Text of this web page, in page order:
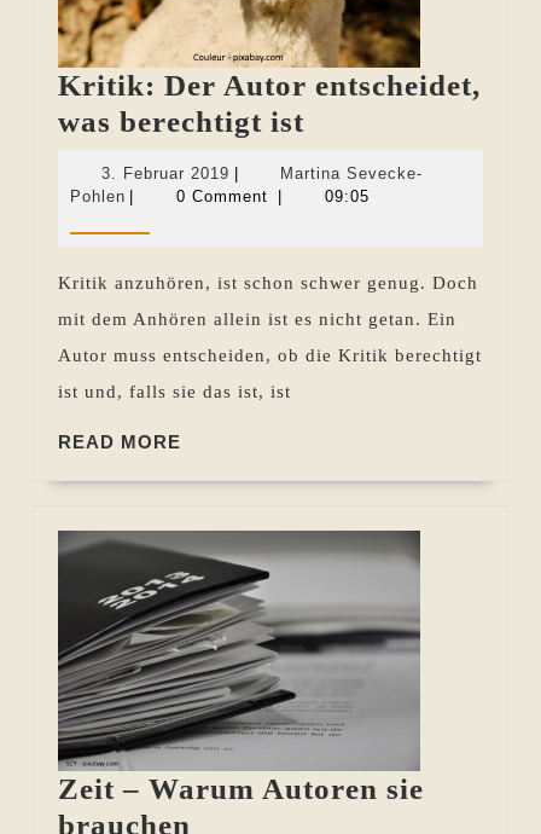
Kritik: Der Autor entscheidet,
was berechtigt ist
Autor
berechtigt
3. Februar 2019 3.
Februar
Martina Sevecke-
Pohlen Martina0 Comment 09:05
Kritik anzuhören, ist schon schwer genug. Doch
mit dem Anhören allein ist es nicht getan. Ein
Autor muss entscheiden, ob die Kritik berechtigt
ist und, falls sie das ist, ist
READ MORE
Zeit – Warum Autoren sie
brauchen